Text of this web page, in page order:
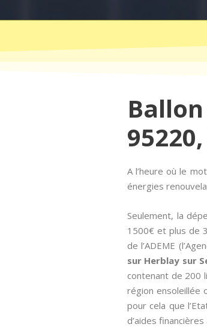
A l’heure où le
énergies
Seulement, la
1500€ et plus de
de l’ADEME
sur Herblay sur
contenant de 200
région ensoleillée
pour cela que
d’aides